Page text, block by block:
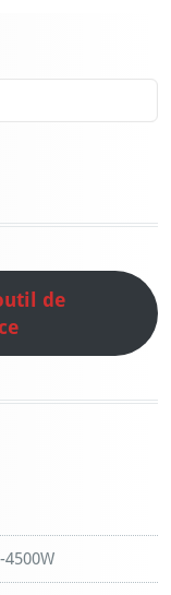
de